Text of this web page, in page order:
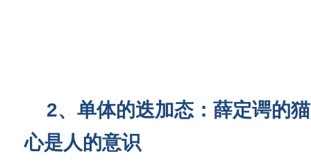
2、单体的迭加态：薛定谔的
心是人的意识